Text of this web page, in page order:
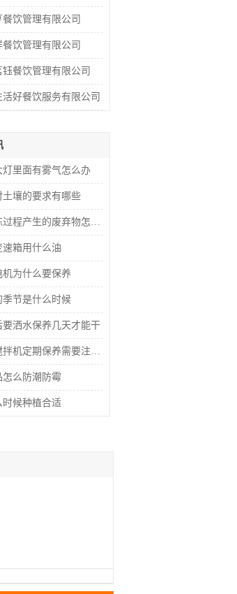
饮管理有限公司
饮管理有限公司
餐饮管理有限公司
活好餐饮服务有限公司
灯里面有雾气怎么办
土壤的要求有哪些
钢铁冶炼过程产生的废弃物怎么处理
速箱用什么油
机为什么要保养
季节是什么时候
要洒水保养几天才能干
混凝土搅拌机定期保养需要注意什么
怎么防潮防霉
时候种植合适